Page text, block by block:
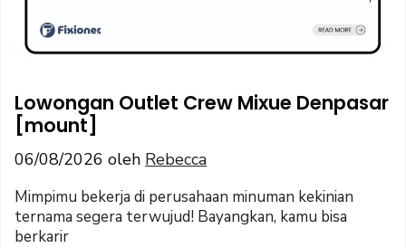
Lowongan Outlet Crew Mixue Denpasar
[mount]
06/08/2026 oleh Rebecca
Mimpimu bekerja di perusahaan minuman kekinian
ternama segera terwujud! Bayangkan, kamu bisa
berkarir